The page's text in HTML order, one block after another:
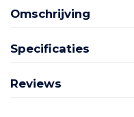
Omschrijving
Specificaties
Reviews